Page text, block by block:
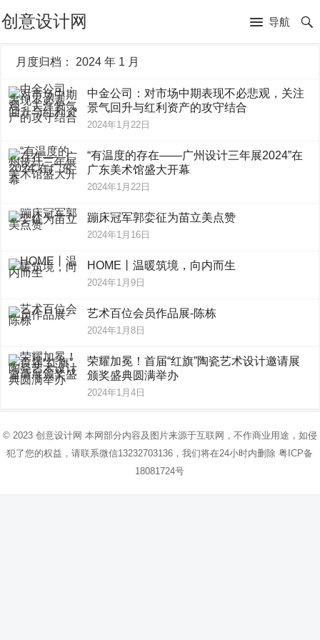
创意设计网 导航
月度归档： 2024 年 1 月
中金公司：对市场中期表现不必悲观，关注
景气回升与红利资产的攻守结合
2024年1月22日
“有温度的存在——广州设计三年展2024”在
广东美术馆盛大开幕
2024年1月22日
蹦床冠军郭娈征为苗立美点赞
2024年1月16日
HOME丨温暖筑境，向内而生
2024年1月9日
艺术百位会员作品展-陈栋
2024年1月8日
荣耀加冕！首届“红旗”陶瓷艺术设计邀请展
颁奖盛典圆满举办
2024年1月4日
© 2023 创意设计网 本网部分内容及图片来源于互联网，不作商业用途，如侵
犯了您的权益，请联系微信13232703136，我们将在24小时内删除粤ICP备
18081724号